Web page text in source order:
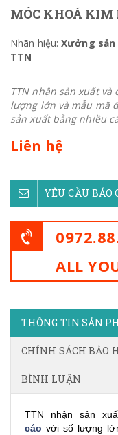
MÓC KHOÁ KIM
Nhãn hiệu: Xưởng sản
TTN
TTN nhận sản xuất và
lượng lớn và mẫu mã
sản xuất bằng nhiều
Liên hệ
YÊU CẦU BÁO
ALL
THÔNG TIN SẢN
CHÍNH SÁCH BẢO
BÌNH LUẬN
TTN nhận sản
cáo với số lượng